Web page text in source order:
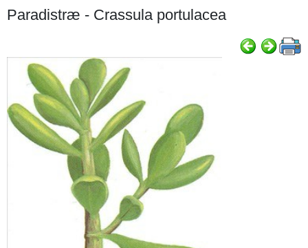
Paradistræ - Crassula portulacea